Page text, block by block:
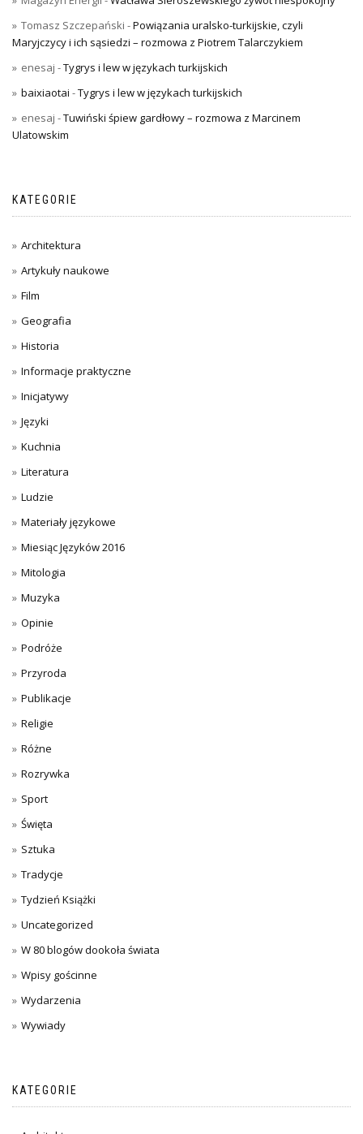
Tomasz Szczepański -Powiązania uralsko-turkijskie, czyli
Maryjczycy i ich sąsiedzi – rozmowa z Piotrem Talarczykiem
enesaj -Tygrys i lew w językach turkijskich
baixiaotai -Tygrys i lew w językach turkijskich
enesaj -Tuwiński śpiew gardłowy – rozmowa z Marcinem
Ulatowskim
KATEGORIE
Architektura
Artykuły naukowe
Film
Geografia
Historia
Informacje praktyczne
Inicjatywy
Języki
Kuchnia
Literatura
Ludzie
Materiały językowe
Miesiąc Języków 2016
Mitologia
Muzyka
Opinie
Podróże
Przyroda
Publikacje
Religie
Różne
Rozrywka
Sport
Święta
Sztuka
Tradycje
Tydzień Książki
Uncategorized
W 80 blogów dookoła świata
Wpisy gościnne
Wydarzenia
Wywiady
KATEGORIE